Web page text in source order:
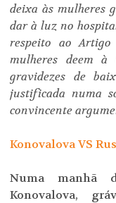
deixa às mulheres
dar à luz no
respeito ao
mulheres deem à
gravidezes de
justificada numa
convincente
Konovalova VS
Numa manhã
Konovalova,